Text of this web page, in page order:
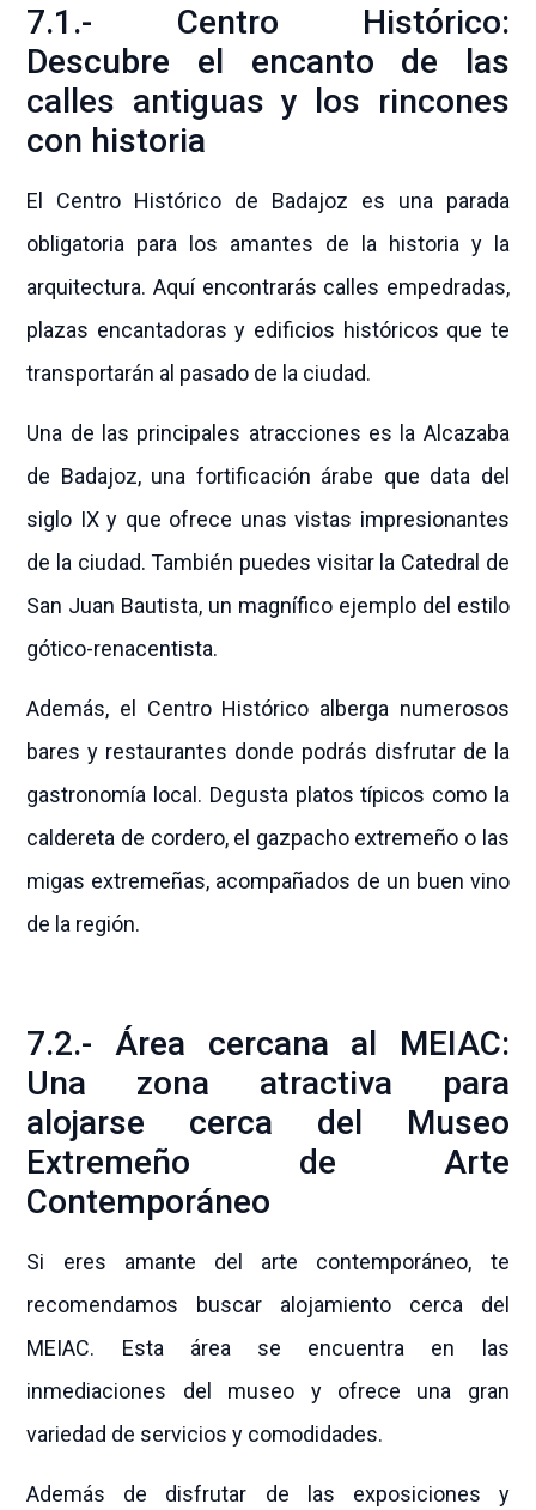
7.1.- Centro Histórico:
Descubre el encanto de las
calles antiguas y los rincones
con historia
El Centro Histórico de Badajoz es una parada
obligatoria para los amantes de la historia y la
arquitectura. Aquí encontrarás calles empedradas,
plazas encantadoras y edificios históricos que te
transportarán al pasado de la ciudad.
Una de las principales atracciones es la Alcazaba
de Badajoz, una fortificación árabe que data del
siglo IX y que ofrece unas vistas impresionantes
de la ciudad. También puedes visitar la Catedral de
San Juan Bautista, un magnífico ejemplo del estilo
gótico-renacentista.
Además, el Centro Histórico alberga numerosos
bares y restaurantes donde podrás disfrutar de la
gastronomía local. Degusta platos típicos como la
caldereta de cordero, el gazpacho extremeño o las
migas extremeñas, acompañados de un buen vino
de la región.
7.2.- Área cercana al MEIAC:
Una zona atractiva para
alojarse cerca del Museo
Extremeño de Arte
Contemporáneo
Si eres amante del arte contemporáneo, te
recomendamos buscar alojamiento cerca del
MEIAC. Esta área se encuentra en las
inmediaciones del museo y ofrece una gran
variedad de servicios y comodidades.
Además de disfrutar de las exposiciones y